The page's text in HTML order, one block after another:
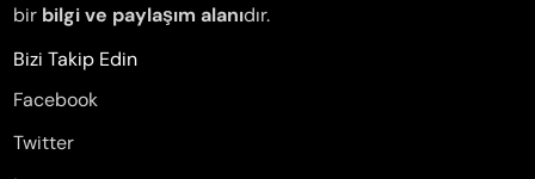
bir bilgi ve paylaşım alanıdır.
Bizi Takip Edin
Facebook
Twitter